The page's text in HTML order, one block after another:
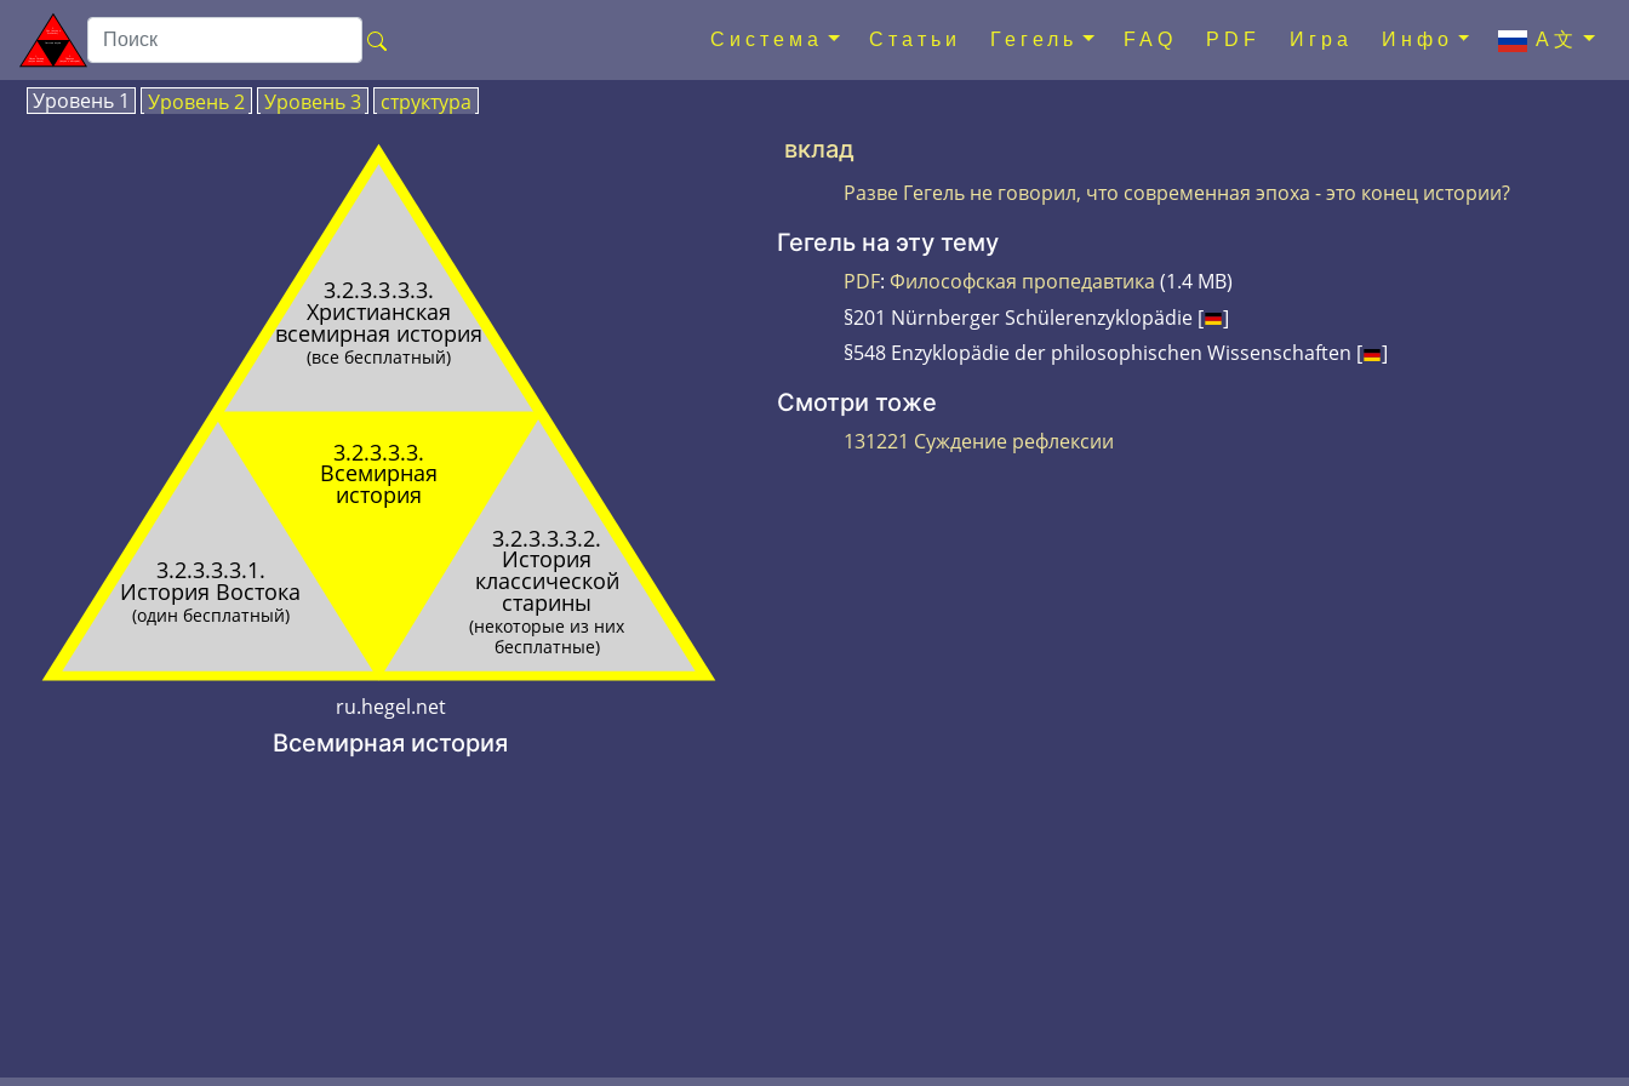
Система Статьи Гегель FAQ PDF Игра Инфо A文
Уровень 1 Уровень 2 Уровень 3 структура
3.2.3.3.3.
Всемирная
история
3.2.3.3.3.1.
История Востока
(один бесплатный)
3.2.3.3.3.2.
История
классической
старины
(некоторые из них
бесплатные)
3.2.3.3.3.3.
Христианская
всемирная история
(все бесплатный)
ru.hegel.net
Всемирная история
вклад
Разве Гегель не говорил, что современная эпоха - это конец истории?
Гегель на эту тему
PDF: Философская пропедавтика (1.4 MB)
§201 Nürnberger Schülerenzyklopädie [
]
§548 Enzyklopädie der philosophischen Wissenschaften [
]
Смотри тоже
131221 Суждение рефлексии